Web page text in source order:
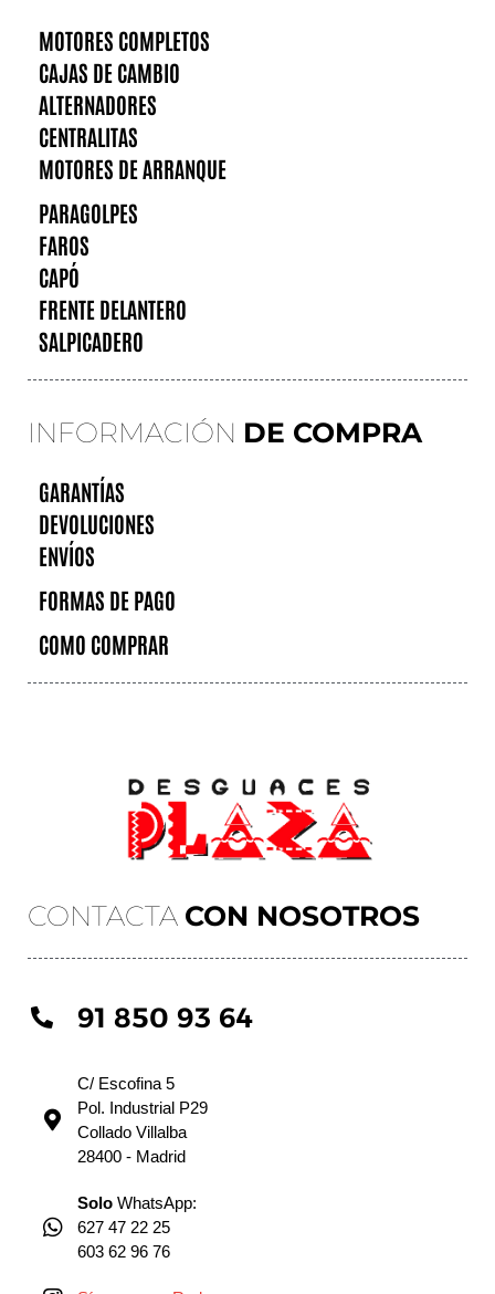
CONTACTA CON NOSOTROS
91 850 93 64
C/ Escofina 5
Pol. Industrial P29
Collado Villalba
28400 - Madrid
Solo WhatsApp:
627 47 22 25
603 62 96 76
MOTORES COMPLETOS
CAJAS DE CAMBIO
ALTERNADORES
CENTRALITAS
MOTORES DE ARRANQUE
PARAGOLPES
FAROS
CAPÓ
FRENTE DELANTERO
SALPICADERO
INFORMACIÓN DE COMPRA
GARANTÍAS
DEVOLUCIONES
ENVÍOS
FORMAS DE PAGO
COMO COMPRAR